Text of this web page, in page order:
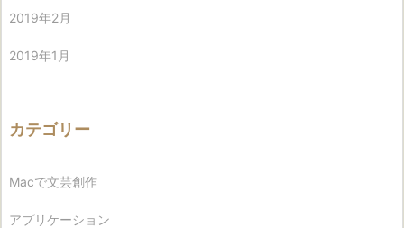
2019年2月
2019年1月
カテゴリー
Macで文芸創作
アプリケーション